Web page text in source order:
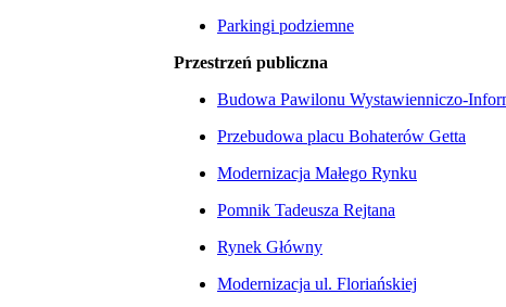
Parkingi podziemne
Przestrzeń publiczna
Budowa Pawilonu Wystawienniczo-
Przebudowa placu Bohaterów Getta
Modernizacja Małego Rynku
Pomnik Tadeusza Rejtana
Rynek Główny
Modernizacja ul. Floriańskiej